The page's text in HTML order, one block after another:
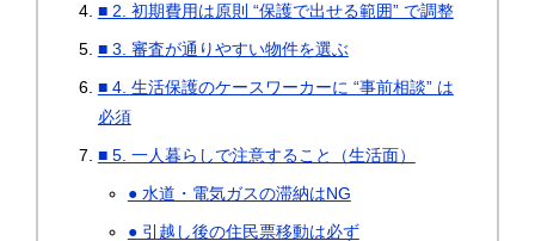
■ 2. 初期費用は原則 “保護で出せる範囲” で調整
■ 3. 審査が通りやすい物件を選ぶ
■ 4. 生活保護のケースワーカーに “事前相談” は
必須
■ 5. 一人暮らしで注意すること（生活面）
● 水道・電気ガスの滞納はNG
● 引越し後の住民票移動は必ず